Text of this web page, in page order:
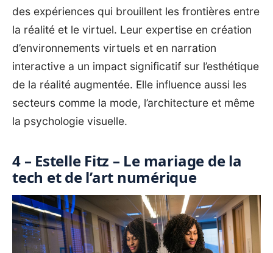
des expériences qui brouillent les frontières entre
la réalité et le virtuel. Leur expertise en création
d’environnements virtuels et en narration
interactive a un impact significatif sur l’esthétique
de la réalité augmentée. Elle influence aussi les
secteurs comme la mode, l’architecture et même
la psychologie visuelle.
4 – Estelle Fitz – Le mariage de la
tech et de l’art numérique